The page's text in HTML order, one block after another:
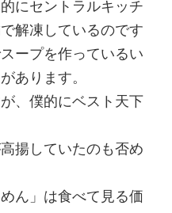
にセントラルキッチ
解凍しているのです
ープを作っているい
あります。
、僕的にベスト天下
揚していたのも否め
ん」は食べて見る価